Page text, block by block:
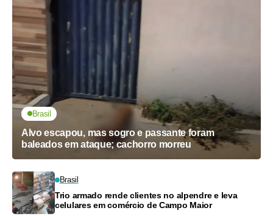
Brasil
Alvo escapou, mas sogro e passante foram
baleados em ataque; cachorro morreu
Brasil
Trio armado rende clientes no alpendre e leva
celulares em comércio de Campo Maior